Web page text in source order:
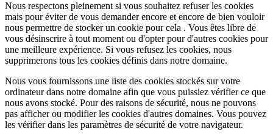
Nous respectons pleinement si vous souhaitez refuser les cookies
mais pour éviter de vous demander encore et encore de bien vouloir
nous permettre de stocker un cookie pour cela . Vous êtes libre de
vous désinscrire à tout moment ou d'opter pour d'autres cookies pour
une meilleure expérience. Si vous refusez les cookies, nous
supprimerons tous les cookies définis dans notre domaine.
Nous vous fournissons une liste des cookies stockés sur votre
ordinateur dans notre domaine afin que vous puissiez vérifier ce que
nous avons stocké. Pour des raisons de sécurité, nous ne pouvons
pas afficher ou modifier les cookies d'autres domaines. Vous pouvez
les vérifier dans les paramètres de sécurité de votre navigateur.